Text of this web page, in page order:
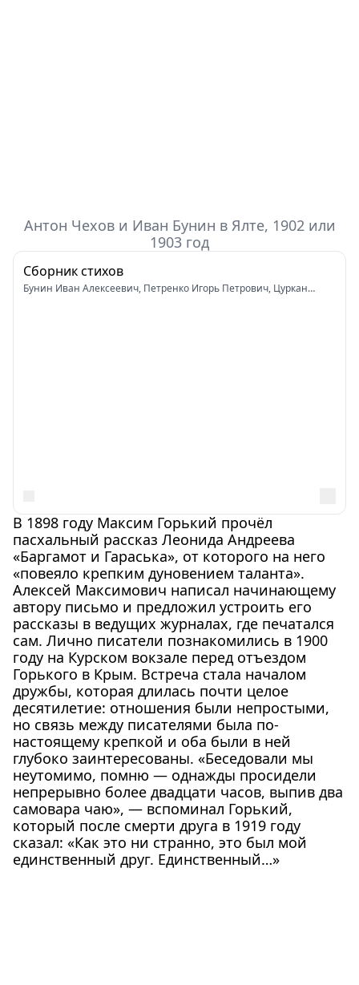
Антон Чехов и Иван Бунин в Ялте, 1902 или
1903 год
Сборник стихов
Бунин Иван Алексеевич, Петренко Игорь Петрович, Цуркан
В 1898 году Максим Горький прочёл
пасхальный рассказ Леонида Андреева
«Баргамот и Гараська», от которого на него
«повеяло крепким дуновением таланта».
Алексей Максимович написал начинающему
автору письмо и предложил устроить его
рассказы в ведущих журналах, где печатался
сам. Лично писатели познакомились в 1900
году на Курском вокзале перед отъездом
Горького в Крым. Встреча стала началом
дружбы, которая длилась почти целое
десятилетие: отношения были непростыми,
но связь между писателями была по-
настоящему крепкой и оба были в ней
глубоко заинтересованы. «Беседовали мы
неутомимо, помню — однажды просидели
непрерывно более двадцати часов, выпив два
самовара чаю», — вспоминал Горький,
который после смерти друга в 1919 году
сказал: «Как это ни странно, это был мой
единственный друг. Единственный…»